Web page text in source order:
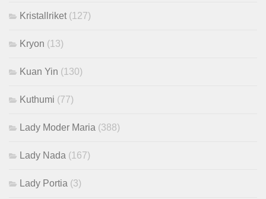
Kristallriket (127)
Kryon (13)
Kuan Yin (130)
Kuthumi (77)
Lady Moder Maria (388)
Lady Nada (167)
Lady Portia (3)